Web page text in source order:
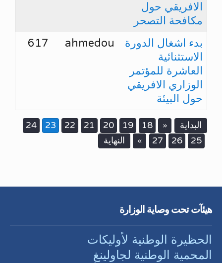
الافريقي حول
مكافحة التصحر
بدء اشغال الدورة
الاستثنائية
العاشرة للمؤتمر
الوزاري الافريقي
حول البيئة
ahmedou
617
البداية «
18
19
20
21
22
23
24
25
26
27
» النهاية
هيئآت تحت وصاية الوزارة
الحظيرة الوطنية لأوليكات
المحمية الوطنية لجاولينغ